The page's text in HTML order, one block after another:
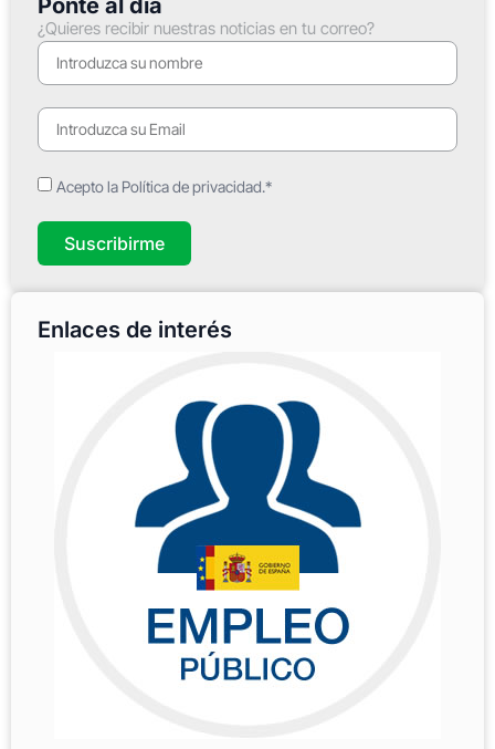
¿Quieres recibir nuestras noticias en tu correo?
Acepto la Política de privacidad.*
Suscribirme
Enlaces de interés